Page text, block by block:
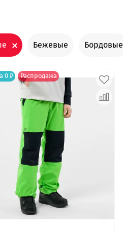
Бежевые Бордовые
0 ₽ Распродажа